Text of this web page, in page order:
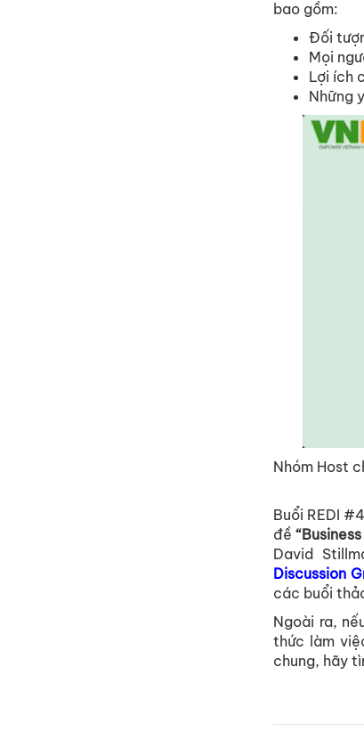
bao gồm:
Đối
Mọi
Lợi ích
Những
Nhóm Host
Buổi REDI
đề
David
Discussion
các buổi
Ngoài ra,
thức làm
chung, hãy